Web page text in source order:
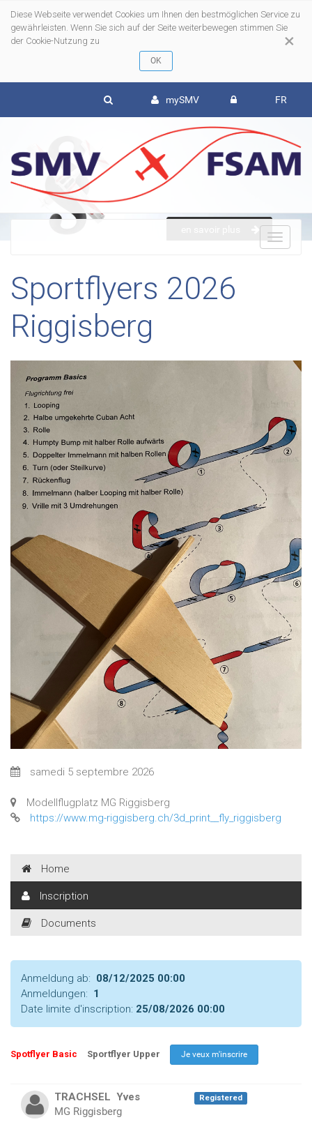
×
Diese Webseite verwendet Cookies um Ihnen den bestmöglichen Service zu
gewährleisten. Wenn Sie sich auf der Seite weiterbewegen stimmen Sie
der Cookie-Nutzung zu
mySMV FR
Sportflyers 2026
Riggisberg
samedi 5 septembre 2026
Modellflugplatz MG Riggisberg
https://www.mg-riggisberg.ch/3d_print__fly_riggisberg
Home
Inscription
Documents
Anmeldung ab: 08/12/2025 00:00
Anmeldungen: 1
Date limite d'inscription: 25/08/2026 00:00
Spotflyer Basic Sportflyer Upper
TRACHSEL Yves
MG Riggisberg
Registered